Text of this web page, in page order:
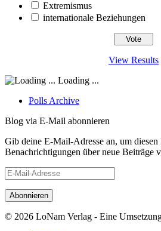
Extremismus
internationale Beziehungen
View Results
Loading ...
Polls Archive
Blog via E-Mail abonnieren
Gib deine E-Mail-Adresse an, um
Benachrichtigungen über neue Beiträge
E-
Mail-
Adresse
© 2026 LoNam Verlag - Eine